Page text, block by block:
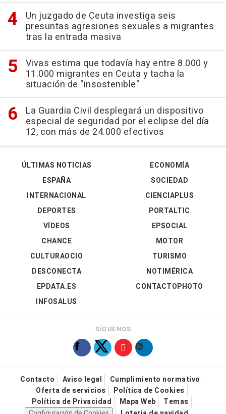
Un juzgado de Ceuta investiga seis
presuntas agresiones sexuales a migrantes
tras la entrada masiva
Vivas estima que todavía hay entre 8.000 y
11.000 migrantes en Ceuta y tacha la
situación de "insostenible"
La Guardia Civil desplegará un dispositivo
especial de seguridad por el eclipse del día
12, con más de 24.000 efectivos
ÚLTIMAS NOTICIAS
ESPAÑA
INTERNACIONAL
DEPORTES
VÍDEOS
ECONOMÍA
SOCIEDAD
CIENCIAPLUS
PORTALTIC
EPSOCIAL
CHANCE
CULTURAOCIO
DESCONECTA
EPDATA.ES
INFOSALUS
MOTOR
TURISMO
NOTIMÉRICA
CONTACTOPHOTO
SÍGUENOS
Contacto Aviso legal
Cumplimiento normativo
Oferta de servicios
Política de Cookies
Política de Privacidad
Mapa Web
Temas